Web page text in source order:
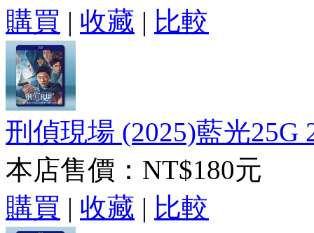
購買 | 收藏 | 比較
刑偵現場 (2025)藍光25G
本店售價： NT$180元
購買 | 收藏 | 比較